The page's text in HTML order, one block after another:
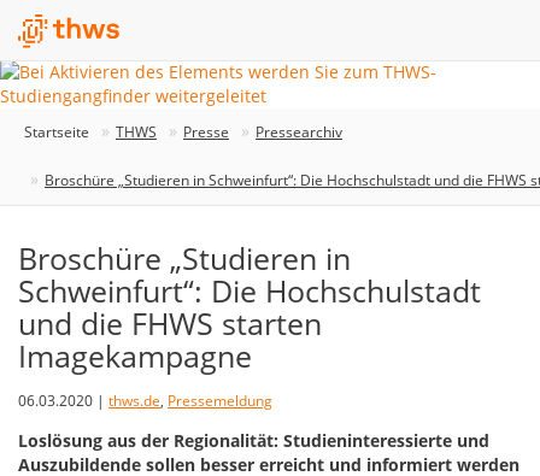
Startseite THWS Presse Pressearchiv
Broschüre „Studieren in Schweinfurt“: Die Hochschulstadt und die FHWS
Broschüre „Studieren in
Schweinfurt“: Die Hochschulstadt
und die FHWS starten
Imagekampagne
06.03.2020 | thws.de, Pressemeldung
Loslösung aus der Regionalität: Studieninteressierte und
Auszubildende sollen besser erreicht und informiert werden